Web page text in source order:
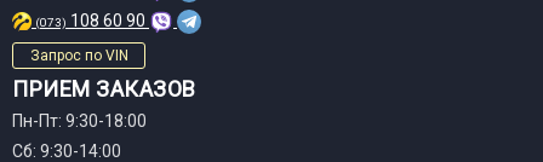
(073) 108 60 90
Запрос по VIN
ПРИЕМ ЗАКАЗОВ
Пн-Пт: 9:30-18:00
Сб: 9:30-14:00